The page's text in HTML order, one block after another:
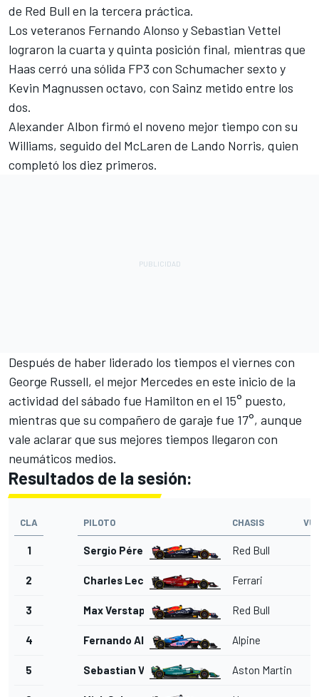
de Red Bull en la tercera práctica.
Los veteranos Fernando Alonso ySebastian Vettel
lograron la cuarta y quinta posición final, mientras que
Haas cerró una sólida FP3 con Schumacher sexto y
Kevin Magnussen octavo, con Sainz metido entre los
dos.
Alexander Albon firmó el noveno mejor tiempo con su
Williams, seguido del McLaren de Lando Norris, quien
completó los diez primeros.
Después de haber liderado los tiempos el viernes con
George Russell, el mejor Mercedes en este inicio de la
actividad del sábado fue Hamilton en el 15° puesto,
mientras que su compañero de garaje fue 17°, aunque
vale aclarar que sus mejores tiempos llegaron con
neumáticos medios.
Resultados de la sesión:
CLA PILOTO CHASIS
1 Sergio Pérez Red Bull
2 Charles Leclerc Ferrari
3 Max Verstappen Red Bull
4 Fernando Alonso Alpine
5 Sebastian Vettel Aston Martin